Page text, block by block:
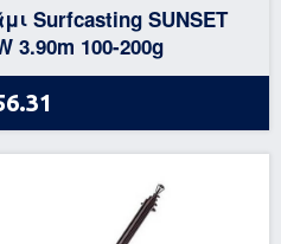
Surfcasting SUNSET
3.90m 100-200g